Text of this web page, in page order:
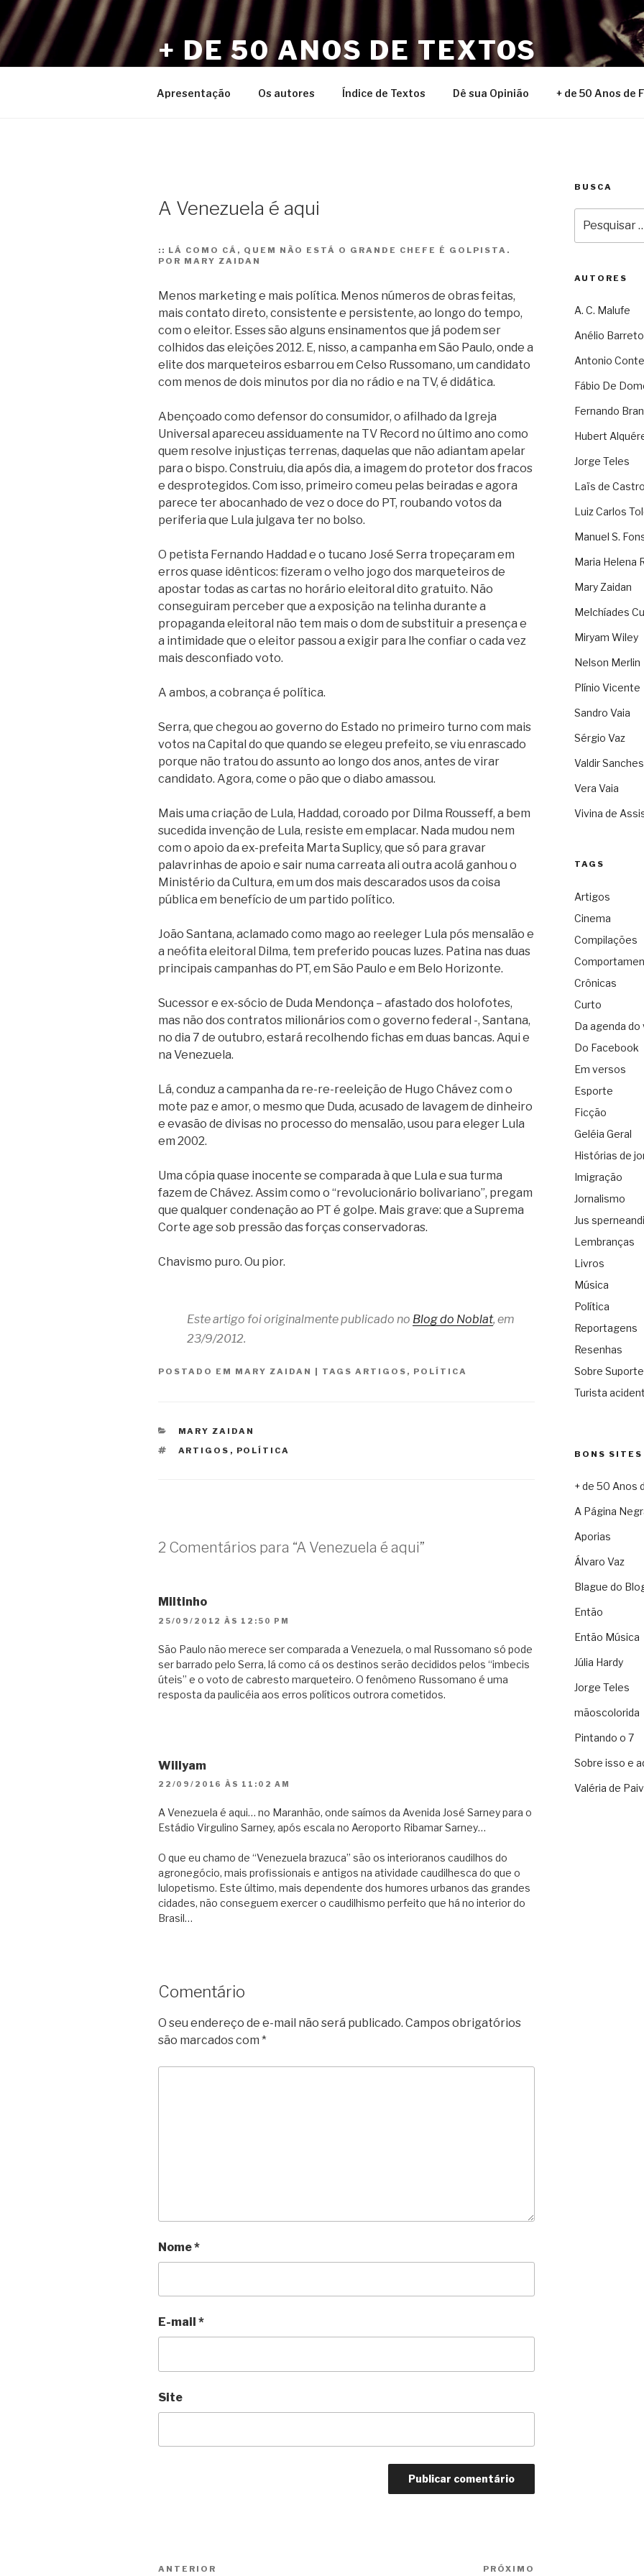
Pular
para
o
conteúdo
+ DE 50 ANOS DE TEXTOS
Apresentação Os autores Índice de Textos Dê sua Opinião + de 50 Anos de
A Venezuela é aqui
:: LÁ COMO CÁ, QUEM NÃO ESTÁ O GRANDE CHEFE É GOLPISTA.
POR MARY ZAIDAN
Menos marketing e mais política. Menos números de obras feitas,
mais contato direto, consistente e persistente, ao longo do tempo,
com o eleitor. Esses são alguns ensinamentos que já podem ser
colhidos das eleições 2012. E, nisso, a campanha em São Paulo, onde a
elite dos marqueteiros esbarrou em Celso Russomano, um candidato
com menos de dois minutos por dia no rádio e na TV, é didática.
Abençoado como defensor do consumidor, o afilhado da Igreja
Universal apareceu assiduamente na TV Record no último ano como
quem resolve injustiças terrenas, daquelas que não adiantam apelar
para o bispo. Construiu, dia após dia, a imagem do protetor dos fracos
e desprotegidos. Com isso, primeiro comeu pelas beiradas e agora
parece ter abocanhado de vez o doce do PT, roubando votos da
periferia que Lula julgava ter no bolso.
O petista Fernando Haddad e o tucano José Serra tropeçaram em
erros quase idênticos: fizeram o velho jogo dos marqueteiros de
apostar todas as cartas no horário eleitoral dito gratuito. Não
conseguiram perceber que a exposição na telinha durante a
propaganda eleitoral não tem mais o dom de substituir a presença e
a intimidade que o eleitor passou a exigir para lhe confiar o cada vez
mais desconfiado voto.
A ambos, a cobrança é política.
Serra, que chegou ao governo do Estado no primeiro turno com mais
votos na Capital do que quando se elegeu prefeito, se viu enrascado
porque não tratou do assunto ao longo dos anos, antes de virar
candidato. Agora, come o pão que o diabo amassou.
Mais uma criação de Lula, Haddad, coroado por Dilma Rousseff, a bem
sucedida invenção de Lula, resiste em emplacar. Nada mudou nem
com o apoio da ex-prefeita Marta Suplicy, que só para gravar
palavrinhas de apoio e sair numa carreata ali outra acolá ganhou o
Ministério da Cultura, em um dos mais descarados usos da coisa
pública em benefício de um partido político.
João Santana, aclamado como mago ao reeleger Lula pós mensalão e
a neófita eleitoral Dilma, tem preferido poucas luzes. Patina nas duas
principais campanhas do PT, em São Paulo e em Belo Horizonte.
Sucessor e ex-sócio de Duda Mendonça – afastado dos holofotes,
mas não dos contratos milionários com o governo federal -, Santana,
no dia 7 de outubro, estará recolhendo fichas em duas bancas. Aqui e
na Venezuela.
Lá, conduz a campanha da re-re-reeleição de Hugo Chávez com o
mote paz e amor, o mesmo que Duda, acusado de lavagem de dinheiro
e evasão de divisas no processo do mensalão, usou para eleger Lula
em 2002.
Uma cópia quase inocente se comparada à que Lula e sua turma
fazem de Chávez. Assim como o “revolucionário bolivariano”, pregam
que qualquer condenação ao PT é golpe. Mais grave: que a Suprema
Corte age sob pressão das forças conservadoras.
Chavismo puro. Ou pior.
Este artigo foi originalmente publicado no Blog do Noblat, em
23/9/2012.
POSTADO EM MARY ZAIDAN | TAGS ARTIGOS , POLÍTICA
CATEGORIAS
MARY ZAIDAN
TAGS
ARTIGOS , POLÍTICA
2 Comentários para “A Venezuela é aqui”
Miltinho
25/09/2012 ÀS 12:50 PM
São Paulo não merece ser comparada a Venezuela, o mal Russomano só pode
ser barrado pelo Serra, lá como cá os destinos serão decididos pelos “imbecis
úteis” e o voto de cabresto marqueteiro. O fenômeno Russomano é uma
resposta da paulicéia aos erros políticos outrora cometidos.
Willyam
22/09/2016 ÀS 11:02 AM
A Venezuela é aqui… no Maranhão, onde saímos da Avenida José Sarney para o
Estádio Virgulino Sarney, após escala no Aeroporto Ribamar Sarney…
O que eu chamo de “Venezuela brazuca” são os interioranos caudilhos do
agronegócio, mais profissionais e antigos na atividade caudilhesca do que o
lulopetismo. Este último, mais dependente dos humores urbanos das grandes
cidades, não conseguem exercer o caudilhismo perfeito que há no interior do
Brasil…
Comentário
O seu endereço de e-mail não será publicado. Campos obrigatórios
são marcados com *
Nome*
E-mail *
Site
Navegação
Anterior
ANTERIOR PRÓXIMO
BUSCA
por:
AUTORES
A. C. Malufe
Anélio Barreto
Antonio
Fábio De
Fernando
Hubert
Jorge Teles
Laïs de Castro
Luiz Carlos
Manuel S.
Maria Helena
Mary Zaidan
Melchíades
Miryam Wiley
Nelson Merlin
Plínio Vicente
Sandro Vaia
Sérgio Vaz
Valdir Sanches
Vera Vaia
Vivina de
TAGS
Artigos
Cinema
Compilações
Crônicas
Curto
Da agenda do
Do Facebook
Em versos
Esporte
Ficção
Geléia Geral
Histórias de
Imigração
Jornalismo
Jus sperneandi
Lembranças
Livros
Música
Política
Reportagens
Resenhas
Sobre
Turista
BONS SITES
+ de 50 Anos
A Página
Aporias
Álvaro Vaz
Blague do
Então
Então Música
Júlia Hardy
Jorge Teles
mãoscolorida
Pintando o 7
Sobre isso e
Valéria de